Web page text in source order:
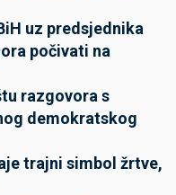
uz predsjednika
počivati na
razgovora s
demokratskog
trajni simbol žrtve,